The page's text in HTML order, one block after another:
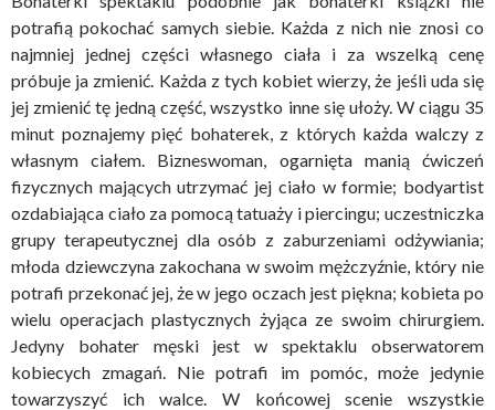
potrafią pokochać samych siebie. Każda z nich nie znosi co
najmniej jednej części własnego ciała i za wszelką cenę
próbuje ja zmienić. Każda z tych kobiet wierzy, że jeśli uda się
jej zmienić tę jedną część, wszystko inne się ułoży. W ciągu 35
minut poznajemy pięć bohaterek, z których każda walczy z
własnym ciałem. Bizneswoman, ogarnięta manią ćwiczeń
fizycznych mających utrzymać jej ciało w formie; bodyartist
ozdabiająca ciało za pomocą tatuaży i piercingu; uczestniczka
grupy terapeutycznej dla osób z zaburzeniami odżywiania;
młoda dziewczyna zakochana w swoim mężczyźnie, który nie
potrafi przekonać jej, że w jego oczach jest piękna; kobieta po
wielu operacjach plastycznych żyjąca ze swoim chirurgiem.
Jedyny bohater męski jest w spektaklu obserwatorem
kobiecych zmagań. Nie potrafi im pomóc, może jedynie
towarzyszyć ich walce. W końcowej scenie wszystkie